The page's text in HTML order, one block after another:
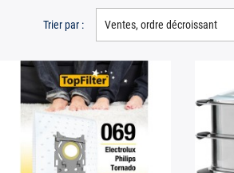
Trier par : Ventes, ordre décroissant